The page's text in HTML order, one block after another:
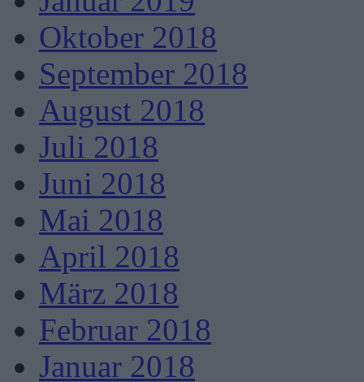
Oktober 2018
September 2018
August 2018
Juli 2018
Juni 2018
Mai 2018
April 2018
März 2018
Februar 2018
Januar 2018